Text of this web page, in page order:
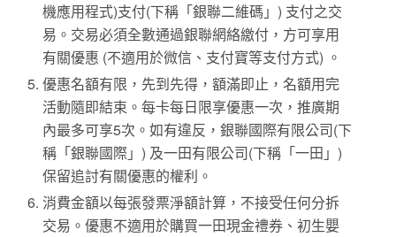
機應用程式)支付(下稱「銀聯二維碼」) 支付之交
易。交易必須全數通過銀聯網絡繳付，方可享用
有關優惠 (不適用於微信、支付寶等支付方式) 。
優惠名額有限，先到先得，額滿即止，名額用完
活動隨即結束。每卡每日限享優惠一次，推廣期
內最多可享5次。如有違反，銀聯國際有限公司(下
稱「銀聯國際」) 及一田有限公司(下稱「一田」)
保留追討有關優惠的權利。
消費金額以每張發票淨額計算，不接受任何分拆
交易。優惠不適用於購買一田現金禮券、初生嬰